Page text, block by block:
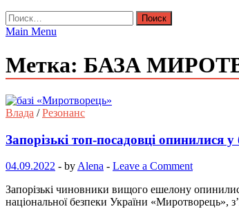
Найти:
Main Menu
Метка: БАЗА
Влада /Резонанс
Запорізькі топ-посадовці опинилися
04.09.2022 - by Alena - Leave a Comment
Запорізькі чиновники вищого ешелону
національної безпеки України «Миротворець»,